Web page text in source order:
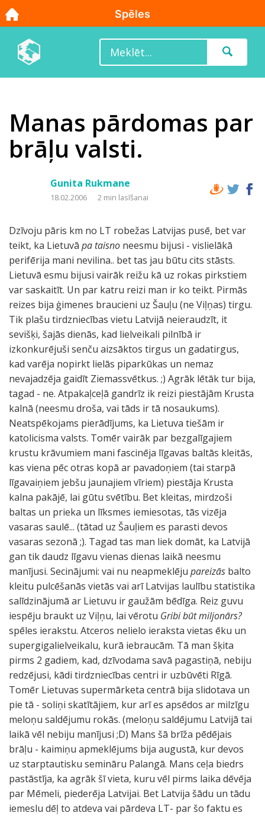
Manas pārdomas par
brāļu valsti.
Gunita Rukmane
18.02.2006 2 min lasīšanai
Dzīvoju pāris km no LT robežas Latvijas pusē, bet var
teikt, ka Lietuvā pa taisno neesmu bijusi - vislielākā
perifērija mani nevilina.. bet tas jau būtu cits stāsts.
Lietuvā esmu bijusi vairāk reižu kā uz rokas pirkstiem
var saskaitīt. Un par katru reizi man ir ko teikt. Pirmās
reizes bija ģimenes braucieni uz Šauļu (ne Viļņas) tirgu.
Tik plašu tirdzniecības vietu Latvijā neieraudzīt, it
sevišķi, šajās dienās, kad lielveikali pilnībā ir
izkonkurējuši senču aizsāktos tirgus un gadatirgus,
kad varēja nopirkt lielās piparkūkas un nemaz
nevajadzēja gaidīt Ziemassvētkus. ;) Agrāk lētāk tur bija,
tagad - ne. Atpakaļceļā gandrīz ik reizi piestājām Krusta
kalnā (neesmu droša, vai tāds ir tā nosaukums).
Neatspēkojams pierādījums, ka Lietuva tiešām ir
katolicisma valsts. Tomēr vairāk par bezgalīgajiem
krustu krāvumiem mani fascinēja līgavas baltās kleitās,
kas viena pēc otras kopā ar pavadoņiem (tai starpā
līgavaiņiem jebšu jaunajiem vīriem) piestāja Krusta
kalna pakājē, lai gūtu svētību. Bet kleitas, mirdzoši
baltas un prieka un līksmes iemiesotas, tās vizēja
vasaras saulē... (tātad uz Šauļiem es parasti devos
vasaras sezonā ;). Tagad tas man liek domāt, ka Latvijā
gan tik daudz līgavu vienas dienas laikā neesmu
manījusi. Secinājumi: vai nu neapmeklēju pareizās balto
kleitu pulcēšanās vietās vai arī Latvijas laulību statistika
salīdzinājumā ar Lietuvu ir gaužām bēdīga. Reiz guvu
iespēju braukt uz Viļņu, lai vērotu Gribi būt miljonārs?
spēles ierakstu. Atceros nelielo ieraksta vietas ēku un
supergigalielveikalu, kurā iebraucām. Tā man šķita
pirms 2 gadiem, kad, dzīvodama savā pagastiņā, nebiju
redzējusi, kādi tirdzniecības centri ir uzbūvēti Rīgā.
Tomēr Lietuvas supermārketa centrā bija slidotava un
pie tā - soliņi skatītājiem, kur arī es apsēdos ar milzīgu
meloņu saldējumu rokās. (meloņu saldējumu Latvijā tai
laikā vēl nebiju manījusi ;D) Mans šā brīža pēdējais
brāļu - kaimiņu apmeklējums bija augustā, kur devos
uz starptautisku semināru Palangā. Mans ceļa biedrs
pastāstīja, ka agrāk šī vieta, kuru vēl pirms laika dēvēja
par Mēmeli, piederēja Latvijai. Bet Latvija šādu un tādu
iemeslu dēļ to atdeva vai pārdeva LT- par šo faktu es